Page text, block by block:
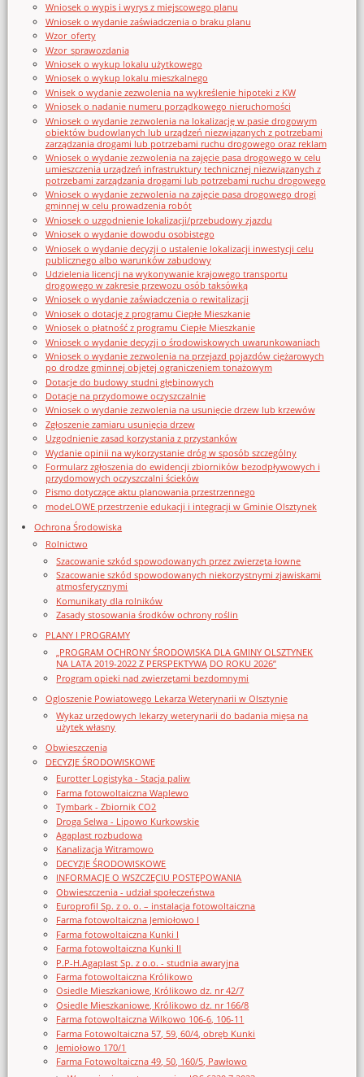
Wniosek o wypis i wyrys z miejscowego planu
Wniosek o wydanie zaświadczenia o braku planu
Wzor_oferty
Wzor_sprawozdania
Wniosek o wykup lokalu użytkowego
Wniosek o wykup lokalu mieszkalnego
Wnisek o wydanie zezwolenia na wykreślenie hipoteki z KW
Wniosek o nadanie numeru porządkowego nieruchomości
Wniosek o wydanie zezwolenia na lokalizację w pasie drogowym
obiektów budowlanych lub urządzeń niezwiązanych z potrzebami
zarządzania drogami lub potrzebami ruchu drogowego oraz reklam
Wniosek o wydanie zezwolenia na zajęcie pasa drogowego w celu
umieszczenia urządzeń infrastruktury technicznej niezwiązanych z
potrzebami zarządzania drogami lub potrzebami ruchu drogowego
Wniosek o wydanie zezwolenia na zajęcie pasa drogowego drogi
gminnej w celu prowadzenia robót
Wniosek o uzgodnienie lokalizacji/przebudowy zjazdu
Wniosek o wydanie dowodu osobistego
Wniosek o wydanie decyzji o ustalenie lokalizacji inwestycji celu
publicznego albo warunków zabudowy
Udzielenia licencji na wykonywanie krajowego transportu
drogowego w zakresie przewozu osób taksówką
Wniosek o wydanie zaświadczenia o rewitalizacji
Wniosek o dotację z programu Ciepłe Mieszkanie
Wniosek o płatność z programu Ciepłe Mieszkanie
Wniosek o wydanie decyzji o środowiskowych uwarunkowaniach
Wniosek o wydanie zezwolenia na przejazd pojazdów ciężarowych
po drodze gminnej objętej ograniczeniem tonażowym
Dotacje do budowy studni głębinowych
Dotacje na przydomowe oczyszczalnie
Wniosek o wydanie zezwolenia na usunięcie drzew lub krzewów
Zgłoszenie zamiaru usunięcia drzew
Uzgodnienie zasad korzystania z przystanków
Wydanie opinii na wykorzystanie dróg w sposób szczególny
Formularz zgłoszenia do ewidencji zbiorników bezodpływowych i
przydomowych oczyszczalni ścieków
Pismo dotyczące aktu planowania przestrzennego
modeLOWE przestrzenie edukacji i integracji w Gminie Olsztynek
Ochrona Środowiska
Rolnictwo
Szacowanie szkód spowodowanych przez zwierzęta łowne
Szacowanie szkód spowodowanych niekorzystnymi zjawiskami
atmosferycznymi
Komunikaty dla rolników
Zasady stosowania środków ochrony roślin
PLANY I PROGRAMY
„PROGRAM OCHRONY ŚRODOWISKA DLA GMINY OLSZTYNEK
NA LATA 2019-2022 Z PERSPEKTYWĄ DO ROKU 2026”
Program opieki nad zwierzętami bezdomnymi
Ogloszenie Powiatowego Lekarza Weterynarii w Olsztynie
Wykaz urzędowych lekarzy weterynarii do badania mięsa na
użytek własny
Obwieszczenia
DECYZJE ŚRODOWISKOWE
Eurotter Logistyka - Stacja paliw
Farma fotowoltaiczna Waplewo
Tymbark - Zbiornik CO2
Droga Selwa - Lipowo Kurkowskie
Agaplast rozbudowa
Kanalizacja Witramowo
DECYZJE ŚRODOWISKOWE
INFORMACJE O WSZCZĘCIU POSTĘPOWANIA
Obwieszczenia - udział społeczeństwa
Europrofil Sp. z o. o. – instalacja fotowoltaiczna
Farma fotowoltaiczna Jemiołowo I
Farma fotowoltaiczna Kunki I
Farma fotowoltaiczna Kunki II
P.P-H.Agaplast Sp. z o.o. - studnia awaryjna
Farma fotowoltaiczna Królikowo
Osiedle Mieszkaniowe, Królikowo dz. nr 42/7
Osiedle Mieszkaniowe, Królikowo dz. nr 166/8
Farma fotowoltaiczna Wilkowo 106-6, 106-11
Farma Fotowoltaiczna 57, 59, 60/4, obręb Kunki
Jemiołowo 170/1
Farma Fotowoltaiczna 49, 50, 160/5, Pawłowo